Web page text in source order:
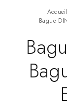
Accueil
Bague